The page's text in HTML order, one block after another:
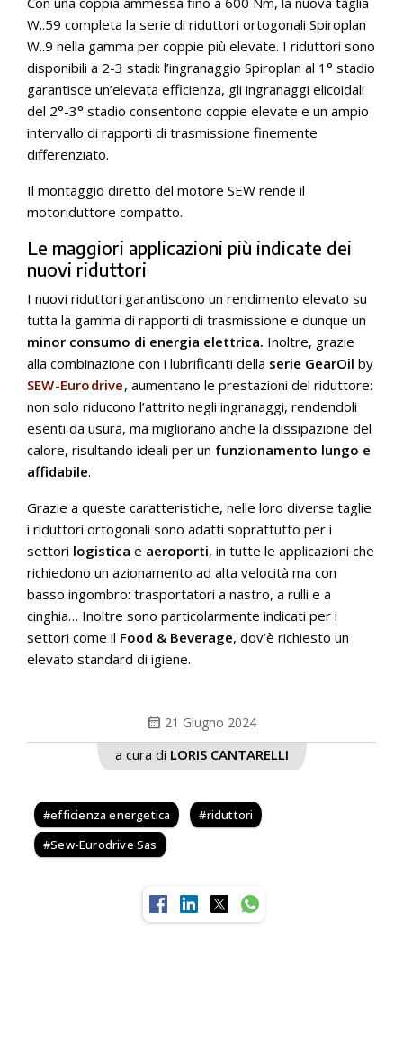
W..59 completa la serie di riduttori ortogonali Spiroplan
W..9 nella gamma per coppie più elevate. I riduttori sono
disponibili a 2-3 stadi: l’ingranaggio Spiroplan al 1° stadio
garantisce un’elevata efficienza, gli ingranaggi elicoidali
del 2°-3° stadio consentono coppie elevate e un ampio
intervallo di rapporti di trasmissione finemente
differenziato.
Il montaggio diretto del motore SEW rende il
motoriduttore compatto.
Le maggiori applicazioni più indicate dei
nuovi riduttori
I nuovi riduttori garantiscono un rendimento elevato su
tutta la gamma di rapporti di trasmissione e dunque un
minor consumo di energia elettrica. Inoltre, grazie
alla combinazione con i lubrificanti della serie GearOil by
SEW-Eurodrive, aumentano le prestazioni del riduttore:
non solo riducono l’attrito negli ingranaggi, rendendoli
esenti da usura, ma migliorano anche la dissipazione del
calore, risultando ideali per un funzionamento lungo e
affidabile.
Grazie a queste caratteristiche, nelle loro diverse taglie
i riduttori ortogonali sono adatti soprattutto per i
settori logistica e aeroporti, in tutte le applicazioni che
richiedono un azionamento ad alta velocità ma con
basso ingombro: trasportatori a nastro, a rulli e a
cinghia… Inoltre sono particolarmente indicati per i
settori come il Food & Beverage, dov’è richiesto un
elevato standard di igiene.
calendar_month 21 Giugno 2024
a cura di LORIS CANTARELLI
efficienza energetica
riduttori
Sew-Eurodrive Sas